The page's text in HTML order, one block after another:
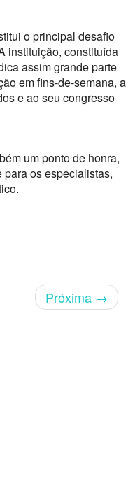
o principal desafio
instituição, constituída
assim grande parte
em fins-de-semana, a
e ao seu congresso
um ponto de honra,
os especialistas,
Próxima →